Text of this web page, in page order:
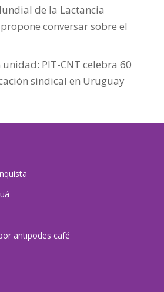
de la Lactancia
conversar sobre el
unidad: PIT-CNT celebra 60
sindical en Uruguay
antipodes café